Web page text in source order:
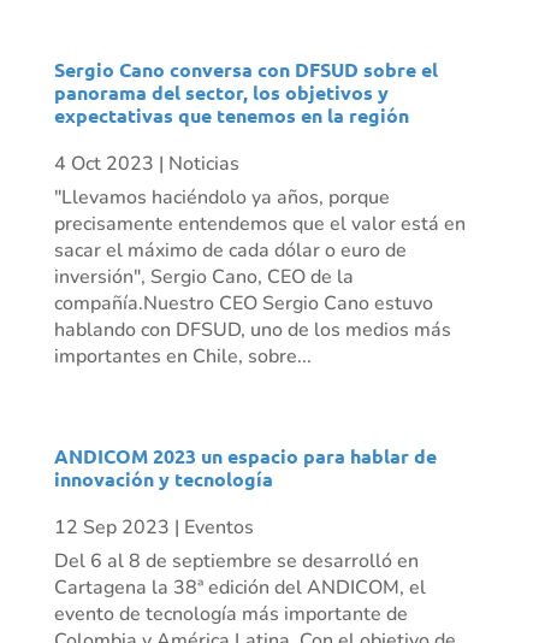
Sergio Cano conversa con DFSUD sobre el
panorama del sector, los objetivos y
expectativas que tenemos en la región
4 Oct 2023 | Noticias
"Llevamos haciéndolo ya años, porque
precisamente entendemos que el valor está en
sacar el máximo de cada dólar o euro de
inversión", Sergio Cano, CEO de la
compañía.Nuestro CEO Sergio Cano estuvo
hablando con DFSUD, uno de los medios más
importantes en Chile, sobre...
ANDICOM 2023 un espacio para hablar de
innovación y tecnología
12 Sep 2023 | Eventos
Del 6 al 8 de septiembre se desarrolló en
Cartagena la 38ª edición del ANDICOM, el
evento de tecnología más importante de